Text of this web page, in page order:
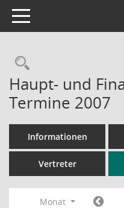
Toggle navigation
Haupt- und
Termine 2007
Informationen
Vertreter
Monat